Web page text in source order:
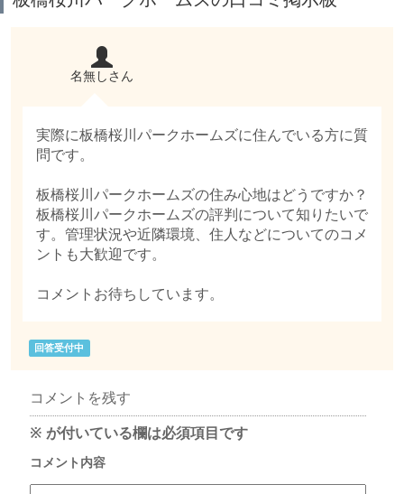
名無しさん
実際に板橋桜川パークホームズに住んでいる方に質
問です。
板橋桜川パークホームズの住み心地はどうですか？
板橋桜川パークホームズの評判について知りたいで
す。管理状況や近隣環境、住人などについてのコメ
ントも大歓迎です。
コメントお待ちしています。
回答受付中
コメントを残す
※ が付いている欄は必須項目です